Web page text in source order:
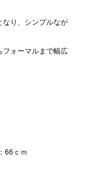
なり、シンプルなが
フォーマルまで幅広
66ｃｍ